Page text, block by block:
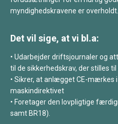
myndighedskravene er overholdt.
Det vil sige, at vi bl.a:
• Udarbejder driftsjournaler og
til de sikkerhedskrav, der stilles
• Sikrer, at anlægget CE-mærkes
maskindirektivet
• Foretager den lovpligtige
samt BR18).